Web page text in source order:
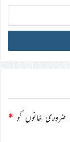
ضروری خانوں کو *